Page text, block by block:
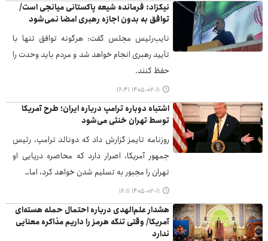
نیکزاد: فرمانده شیعه پاکستانی میانجی است/
توافق به بدون اجازه رهبری امضا نمی‌شود
نایب‌رئیس مجلس گفت: هرگونه توافق تنها با
تأیید رهبری انجام خواهد شد و مردم باید وحدت را
حفظ کنند.
۱۴۰۵-۰۲-۱۱ ۱۶:۴۱
اشتباه دوباره ترامپ درباره ایران؛ طرح آمریکا
توسط تهران خنثی می‌شود
روزنامه تایمز گزارش داد که دونالد ترامپ، رئیس
جمهور آمریکا، اصرار دارد که محاصره دریایی او
تهران را مجبور به تسلیم شدن خواهد کرد، اما…
۱۴۰۵-۰۲-۱۱ ۱۶:۱۱
هشدار علم‌الهدی درباره احتمال حمله هسته‌ای
آمریکا/ وقتی تنگه هرمز را داریم مذاکره معنایی
ندارد